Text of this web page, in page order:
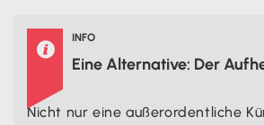
 INFO
Eine Alternative: Der
Nicht nur eine außerordentliche